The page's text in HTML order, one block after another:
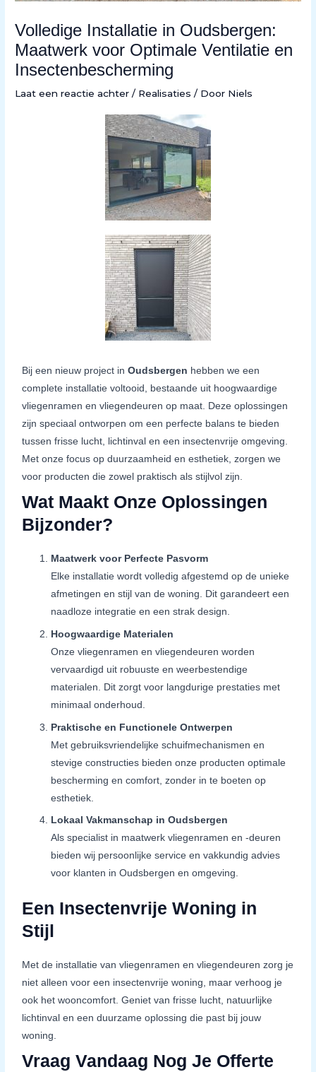
Volledige Installatie in Oudsbergen:
Maatwerk voor Optimale Ventilatie en
Insectenbescherming
Laat een reactie achter / Realisaties / Door Niels
Bij een nieuw project inOudsbergen hebben we een
complete installatie voltooid, bestaande uit hoogwaardige
vliegenramen en vliegendeuren op maat. Deze oplossingen
zijn speciaal ontworpen om een perfecte balans te bieden
tussen frisse lucht, lichtinval en een insectenvrije omgeving.
Met onze focus op duurzaamheid en esthetiek, zorgen we
voor producten die zowel praktisch als stijlvol zijn.
Wat Maakt Onze Oplossingen
Bijzonder?
Maatwerk voor Perfecte Pasvorm
Elke installatie wordt volledig afgestemd op de unieke
afmetingen en stijl van de woning. Dit garandeert een
naadloze integratie en een strak design.
Hoogwaardige Materialen
Onze vliegenramen en vliegendeuren worden
vervaardigd uit robuuste en weerbestendige
materialen. Dit zorgt voor langdurige prestaties met
minimaal onderhoud.
Praktische en Functionele Ontwerpen
Met gebruiksvriendelijke schuifmechanismen en
stevige constructies bieden onze producten optimale
bescherming en comfort, zonder in te boeten op
esthetiek.
Lokaal Vakmanschap in Oudsbergen
Als specialist in maatwerk vliegenramen en -deuren
bieden wij persoonlijke service en vakkundig advies
voor klanten in Oudsbergen en omgeving.
Een Insectenvrije Woning in
Stijl
Met de installatie van vliegenramen en vliegendeuren zorg je
niet alleen voor een insectenvrije woning, maar verhoog je
ook het wooncomfort. Geniet van frisse lucht, natuurlijke
lichtinval en een duurzame oplossing die past bij jouw
woning.
Vraag Vandaag Nog Je Offerte